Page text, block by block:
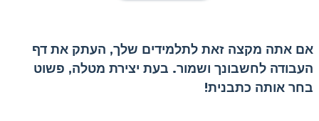
אם אתה מקצה זאת לתלמידים שלך, העתק את דף
העבודה לחשבונך ושמור. בעת יצירת מטלה, פשוט
בחר אותה כתבנית!